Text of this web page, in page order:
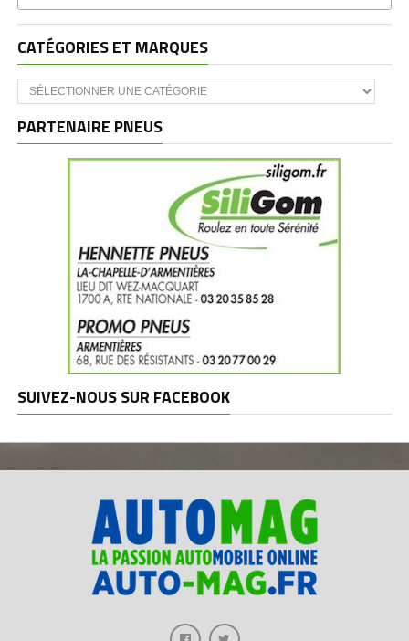
CATÉGORIES ET MARQUES
Catégories
et
PARTENAIRE PNEUS
SUIVEZ-NOUS SUR FACEBOOK